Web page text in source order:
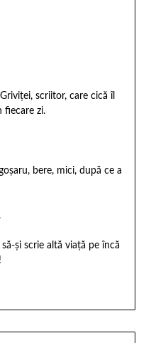
scriitor, care cică îl
fiecare zi.
bere, mici, după ce a
și scrie altă viață pe încă